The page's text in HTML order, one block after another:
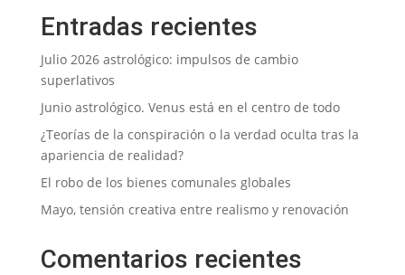
Entradas recientes
Julio 2026 astrológico: impulsos de cambio
superlativos
Junio astrológico. Venus está en el centro de todo
¿Teorías de la conspiración o la verdad oculta tras la
apariencia de realidad?
El robo de los bienes comunales globales
Mayo, tensión creativa entre realismo y renovación
Comentarios recientes